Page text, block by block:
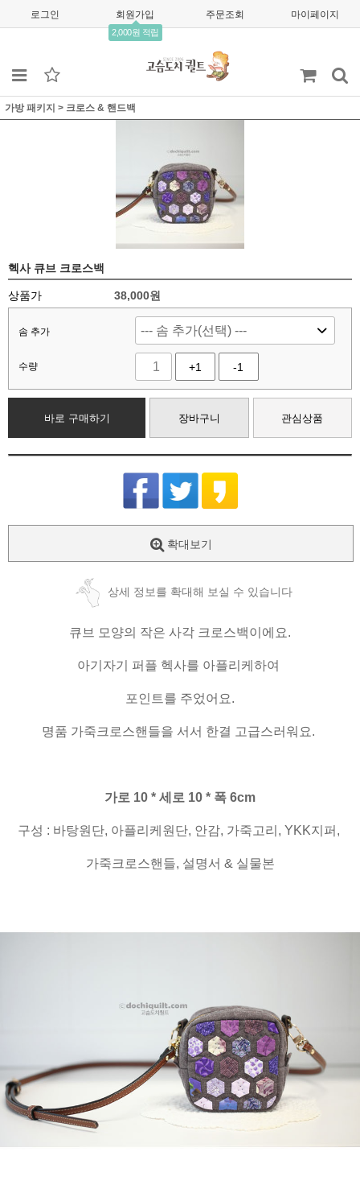
로그인 회원가입
2,000원 적립
주문조회 마이페이지
가방 패키지 > 크로스 & 핸드백
헥사 큐브 크로스백
상품가 38,000원
솜 추가
수량 +1 -1
바로 구매하기 장바구니 관심상품
확대보기
상세 정보를 확대해 보실 수 있습니다
큐브 모양의 작은 사각 크로스백이에요.
아기자기 퍼플 헥사를 아플리케하여
포인트를 주었어요.
명품 가죽크로스핸들을 서서 한결 고급스러워요.
가로 10 * 세로 10 * 폭 6cm
구성 : 바탕원단, 아플리케원단, 안감, 가죽고리, YKK지퍼,
가죽크로스핸들, 설명서 & 실물본